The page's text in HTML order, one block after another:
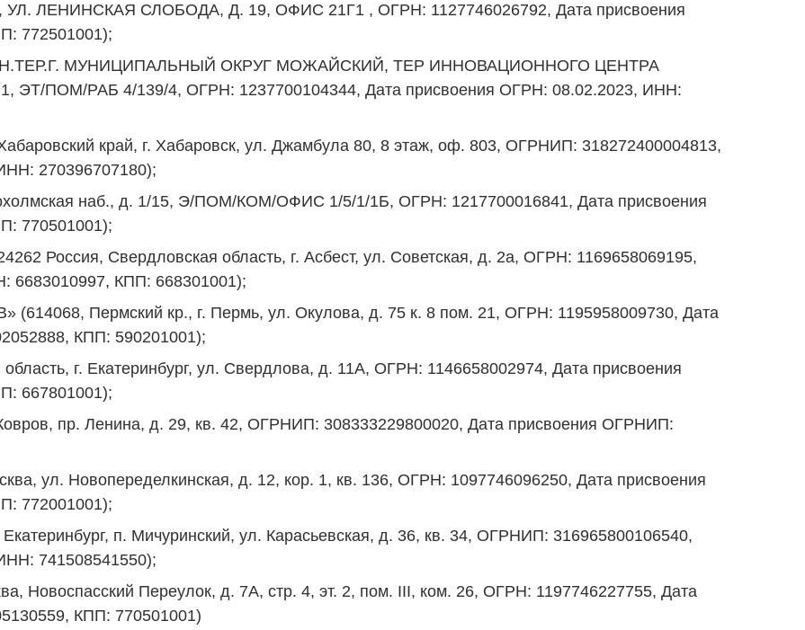
ЛЕНИНСКАЯ СЛОБОДА, Д. 19, ОФИС 21Г1 , ОГРН: 1127746026792, Дата присвоения
772501001);
МУНИЦИПАЛЬНЫЙ ОКРУГ МОЖАЙСКИЙ, ТЕР ИННОВАЦИОННОГО ЦЕНТРА
ПОМ/РАБ 4/139/4, ОГРН: 1237700104344, Дата присвоения ОГРН: 08.02.2023, ИНН:
край, г. Хабаровск, ул. Джамбула 80, 8 этаж, оф. 803, ОГРНИП: 318272400004813,
270396707180);
наб., д. 1/15, Э/ПОМ/КОМ/ОФИС 1/5/1/1Б, ОГРН: 1217700016841, Дата присвоения
770501001);
Россия, Свердловская область, г. Асбест, ул. Советская, д. 2а, ОГРН: 1169658069195,
6683010997, КПП: 668301001);
Пермский кр., г. Пермь, ул. Окулова, д. 75 к. 8 пом. 21, ОГРН: 1195958009730, Дата
КПП: 590201001);
г. Екатеринбург, ул. Свердлова, д. 11А, ОГРН: 1146658002974, Дата присвоения
667801001);
пр. Ленина, д. 29, кв. 42, ОГРНИП: 308333229800020, Дата присвоения ОГРНИП:
ул. Новопеределкинская, д. 12, кор. 1, кв. 136, ОГРН: 1097746096250, Дата присвоения
772001001);
п. Мичуринский, ул. Карасьевская, д. 36, кв. 34, ОГРНИП: 316965800106540,
741508541550);
Новоспасский Переулок, д. 7А, стр. 4, эт. 2, пом. III, ком. 26, ОГРН: 1197746227755, Дата
КПП: 770501001)